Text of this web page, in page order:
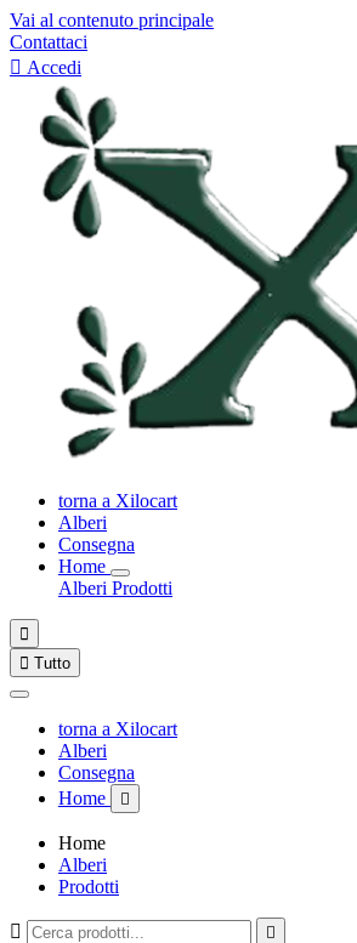
Vai al contenuto principale
Contattaci
 Accedi
torna a Xilocart
Alberi
Consegna
Home
Alberi Prodotti

 Tutto
torna a Xilocart
Alberi
Consegna
Home

Home
Alberi
Prodotti
 